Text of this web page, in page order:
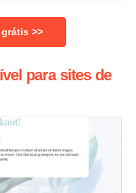
>>
para sites de